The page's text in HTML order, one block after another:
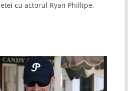
cu actorul Ryan Phillipe.